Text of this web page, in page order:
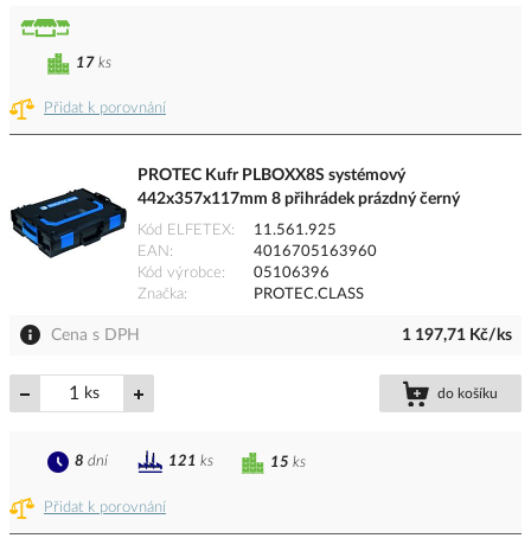
Přidat k porovnání
17 ks
PROTEC Kufr PLBOXX8S systémový
442x357x117mm 8 přihrádek prázdný černý
Kód ELFETEX
11.561.925
EAN
4016705163960
Kód výrobce
05106396
Značka
PROTEC.CLASS
Cena s DPH 1 197,71 Kč/ks
ks do košíku
Přidat k porovnání
15 ks
8 dní 121 ks